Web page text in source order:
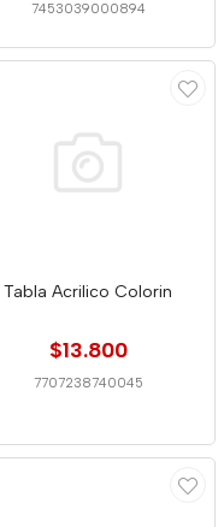
7453039000894
Tabla Acrilico Colorin
$13.800
7707238740045